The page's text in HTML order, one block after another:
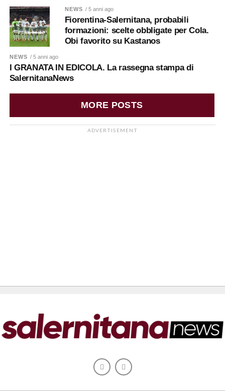
NEWS / 5 anni ago
Fiorentina-Salernitana, probabili
formazioni: scelte obbligate per Cola.
Obi favorito su Kastanos
NEWS / 5 anni ago
I GRANATA IN EDICOLA. La rassegna stampa di
SalernitanaNews
MORE POSTS
ADVERTISEMENT